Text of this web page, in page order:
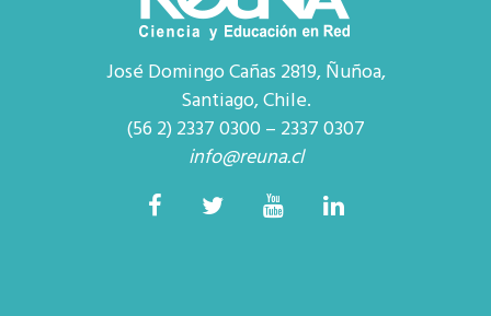
José Domingo Cañas 2819, Ñuñoa,
Santiago, Chile.
(56 2) 2337 0300 – 2337 0307
info@reuna.cl